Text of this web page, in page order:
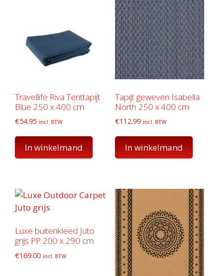
Travellife Riva Tenttapijt
Blue 250 x 400 cm
€54.95 incl. BTW
In winkelmand
Tapijt geweven Isabella
North 250 x 400 cm
€112.99 incl. BTW
In winkelmand
Luxe buitenkleed Juto
grijs PP 200 x 290 cm
€169.00 incl. BTW